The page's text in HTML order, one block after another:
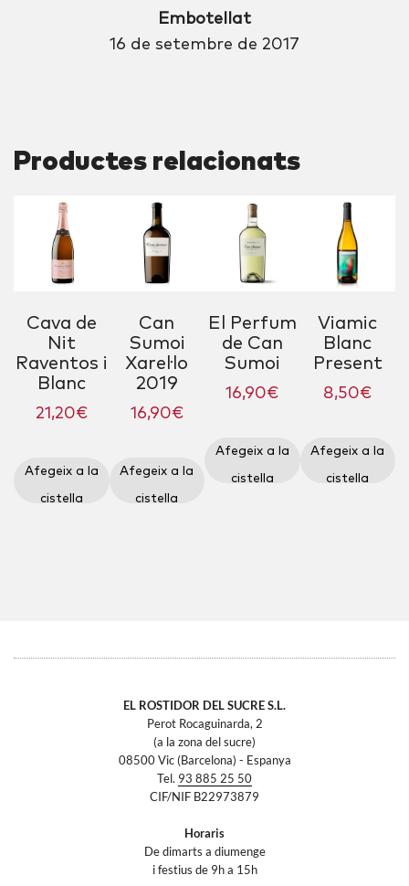
Embotellat
16 de setembre de 2017
Productes relacionats
Cava de
Nit
Raventos i
Blanc
21,20€
Afegeix a la
cistella
Can
Sumoi
Xarel·lo
2019
16,90€
Afegeix a la
cistella
El Perfum
de Can
Sumoi
16,90€
Afegeix a la
cistella
Viamic
Blanc
Present
8,50€
Afegeix a la
cistella
EL ROSTIDOR DEL SUCRE S.L.
Perot Rocaguinarda, 2
(a la zona del sucre)
08500 Vic (Barcelona) - Espanya
Tel. 93 885 25 50
CIF/NIF B22973879
Horaris
De dimarts a diumenge
i festius de 9h a 15h